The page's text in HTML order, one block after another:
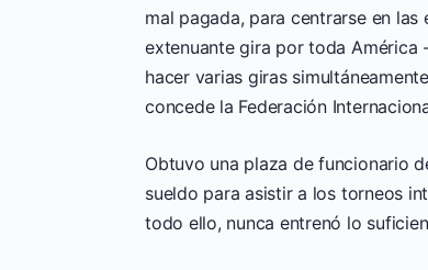
mal pagada, para centrarse en
extenuante gira por toda América
hacer varias giras
concede la Federación
Obtuvo una plaza de funcionario
sueldo para asistir a los torneos
todo ello, nunca entrenó lo